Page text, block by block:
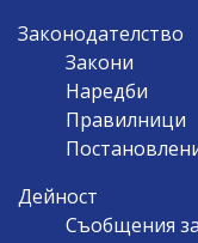
Законодателство
Закони
Наредби
Правилници
Дейност
Съобщения